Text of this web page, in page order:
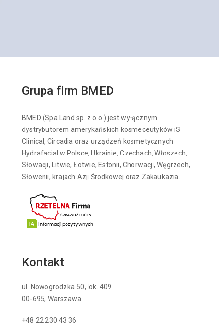
Grupa firm BMED
BMED (Spa Land sp. z o.o.) jest wyłącznym
dystrybutorem amerykańskich kosmeceutyków iS
Clinical, Circadia oraz urządzeń kosmetycznych
Hydrafacial w Polsce, Ukrainie, Czechach, Włoszech,
Słowacji, Litwie, Łotwie, Estonii, Chorwacji, Węgrzech,
Słowenii, krajach Azji Środkowej oraz Zakaukazia.
Kontakt
ul. Nowogrodzka 50, lok. 409
00-695, Warszawa
+48 22 230 43 36